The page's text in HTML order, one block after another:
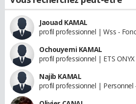
Jaouad KAMAL
profil professionnel | Wss -
Ochouyemi KAMAL
profil professionnel | ETS
Najib KAMAL
profil professionnel | Personnel